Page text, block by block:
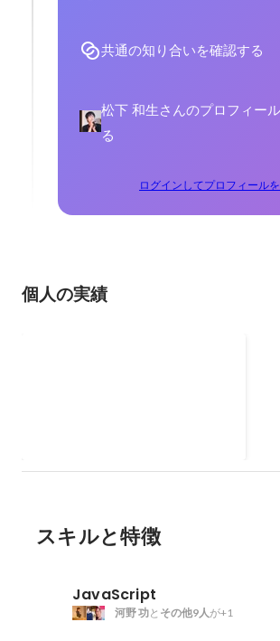
共通の知り合いを確認する
松下 和生さんのプロフィー
る
ログインしてプロフィール
個人の実績
います。
スキルと特徴
JavaScript
河野 功と その他9人が+1